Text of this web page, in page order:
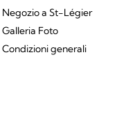
Negozio a St-Légier
Galleria Foto
Condizioni generali